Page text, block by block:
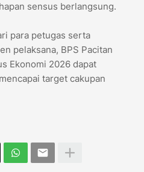
sensus berlangsung.
para petugas serta
pelaksana, BPS Pacitan
Ekonomi 2026 dapat
target cakupan